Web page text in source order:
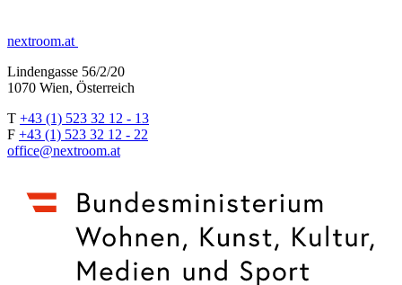
nextroom.at
Lindengasse 56/2/20
1070 Wien, Österreich
T +43 (1) 523 32 12 - 13
F +43 (1) 523 32 12 - 22
office@nextroom.at